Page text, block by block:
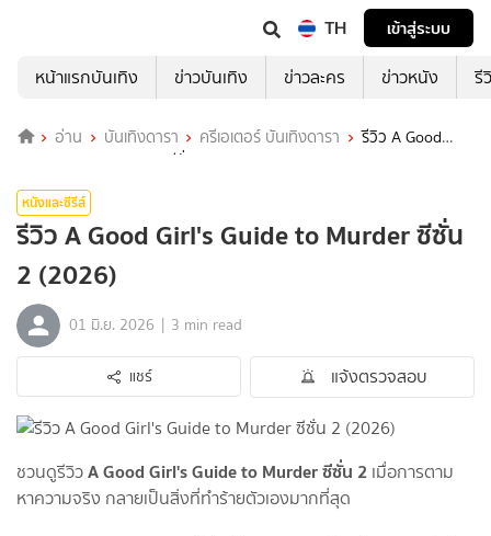
TH
เข้าสู่ระบบ
หน้าแรกบันเทิง
ข่าวบันเทิง ข่าวละคร ข่าวหนัง รี
อ่าน บันเทิงดารา ครีเอเตอร์ บันเทิงดารา
รีวิว A Good
Girl's Guide to Murder ซีซั่น 2 (2026)
หนังและซีรีส์
รีวิว A Good Girl's Guide to Murder ซีซั่น
2 (2026)
01 มิ.ย. 2026 | 3 min read
แชร์ แจ้งตรวจสอบ
ชวนดูรีวิวA Good Girl's Guide to Murder ซีซั่น 2 เมื่อการตาม
หาความจริง กลายเป็นสิ่งที่ทำร้ายตัวเองมากที่สุด